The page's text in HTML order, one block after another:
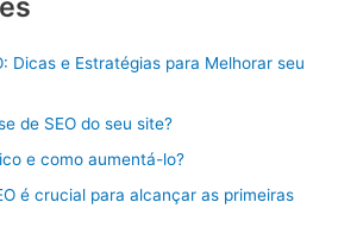
Dicas e Estratégias para Melhorar seu
de SEO do seu site?
e como aumentá-lo?
é crucial para alcançar as primeiras